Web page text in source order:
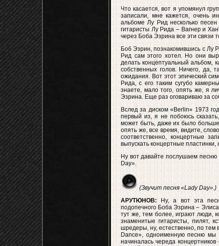
Что касается, вот я упомянул
записали, мне кажется, очень
альбоме Лу Рид несколько
гитаристы Лу Рида – Вагнер и
через Боба Эзрина все эти связи
Боб Эзрин, познакомившись с Лу
Рид сам этого хотел. Но они
делать концептуальный альбом,
собственных голов. Ничего, да,
ожидания. Вот этот эпический
Рида, с его таким сугубо
знаете, мало того, опять же, я
Эзрина. Еще раз оговариваю за
Вслед за диском «Berlin» 1973
первый из, я не побоюсь
может быть, даже их было
опять же, все время, видите,
соответственно, концертные
выпускать концертные
Ну вот давайте послушаем песню
Day».
(Звучит песня «Lady Day».)
АРУТЮНОВ:Ну, а вот эта
подопечного Боба Эзрина –
тут же, тем более, играют люди,
знаменитые гитаристы, пилят,
шредеры, ну, естественно, по тем
Dance», одноименную песню
начиналась череда